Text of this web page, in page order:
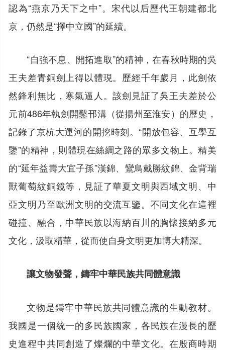
認為“燕京乃天下之中”。宋代以后歷代王朝建都北
京，仍然是“擇中立國”的延續。
“自強不息、開拓進取”的精神，在春秋時期的吳
王夫差青銅劍上得以體現。歷經千年歲月，此劍依
然鋒利無比，寒氣逼人。該劍見証了吳王夫差於公
元前486年執劍開鑿邗溝（從揚州至淮安）的歷史，
記錄了京杭大運河的開挖時刻。“開放包容、互學互
鑒”的精神，則體現在絲綢之路的眾多文物上。精美
的“延年益壽大宜子孫”漢錦、鸞鳥戴勝紋錦、金背瑞
獸葡萄紋銅鏡等，見証了華夏文明與西域文明、中
亞文明乃至歐洲文明的交流互鑒。不同文化在這裡
碰撞、融合，中華民族以海納百川的胸懷接納多元
文化，汲取精華，從而使自身文明更加博大精深。
讓文物發聲，鑄牢中華民族共同體意識
文物是鑄牢中華民族共同體意識的生動教材。
我國是一個統一的多民族國家，各民族在漫長的歷
史進程中共同創造了燦爛的中華文化。在殷商時期